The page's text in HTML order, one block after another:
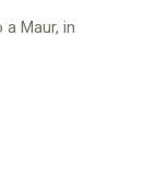
Maur, in